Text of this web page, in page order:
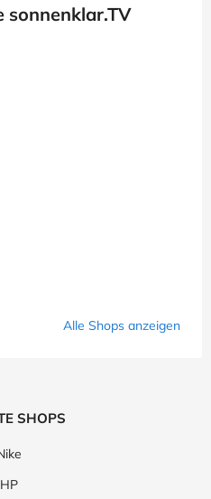
sonnenklar.TV
Alle Shops anzeigen
SHOPS
HP